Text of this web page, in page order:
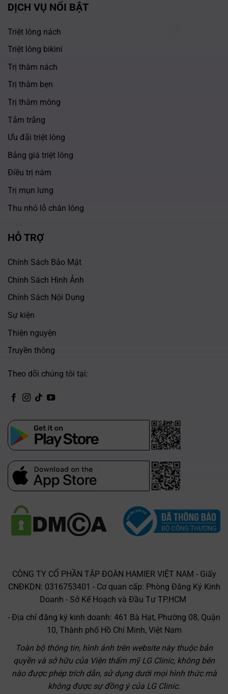
DỊCH VỤ NỔI BẬT
Triệt lông nách
Triệt lông bikini
Trị thâm nách
Trị thâm bẹn
Trị thâm mông
Tắm trắng
Ưu đãi triệt lông
Bảng giá triệt lông
Điều trị nám
Trị mụn lưng
Thu nhỏ lỗ chân lông
HỖ TRỢ
Chính Sách Bảo Mật
Chính Sách Hình Ảnh
Chính Sách Nội Dung
Sự kiện
Thiện nguyện
Truyền thông
Theo dõi chúng tôi tại:
CH Play
App Store
CÔNG TY CỔ PHẦN TẬP ĐOÀN HAMIER VIỆT NAM - Giấy
CNĐKDN: 0316753401 - Cơ quan cấp: Phòng Đăng Ký Kinh
Doanh - Sở Kế Hoạch và Đầu Tư TP.HCM
- Địa chỉ đăng ký kinh doanh: 461 Bà Hạt, Phường 08, Quận
10, Thành phố Hồ Chí Minh, Việt Nam
Toàn bộ thông tin, hình ảnh trên website này thuộc bản
quyền và sở hữu của Viện thẩm mỹ LG Clinic, không bên
nào được phép trích dẫn, sử dụng dưới mọi hình thức mà
không được sự đồng ý của LG Clinic.